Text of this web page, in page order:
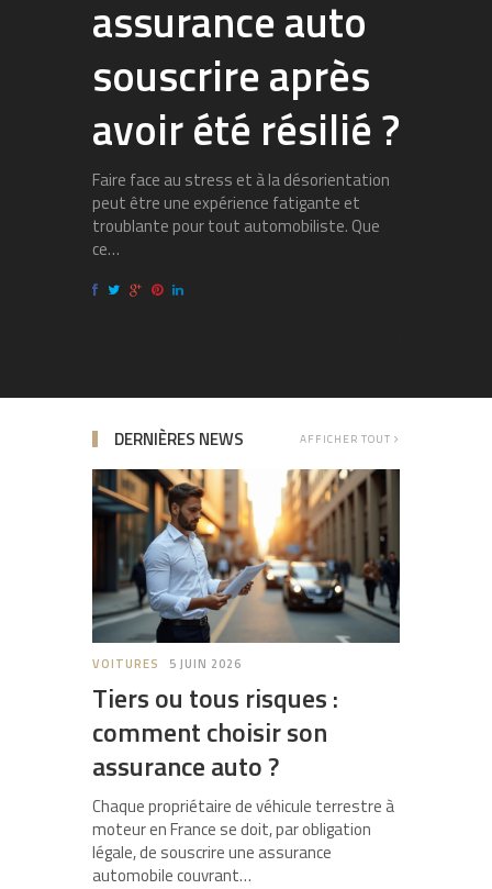
assurance auto
souscrire après
avoir été résilié ?
Faire face au stress et à la désorientation
peut être une expérience fatigante et
troublante pour tout automobiliste. Que
ce…
DERNIÈRES NEWS AFFICHER TOUT
VOITURES 5 JUIN 2026
Tiers ou tous risques :
comment choisir son
assurance auto ?
Chaque propriétaire de véhicule terrestre à
moteur en France se doit, par obligation
légale, de souscrire une assurance
automobile couvrant…